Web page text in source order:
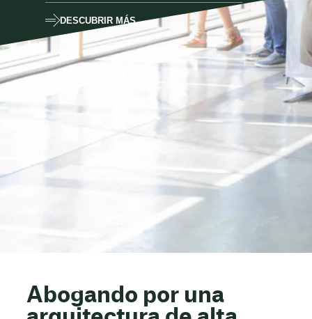
DESCUBRIR MÁS
Abogando por una